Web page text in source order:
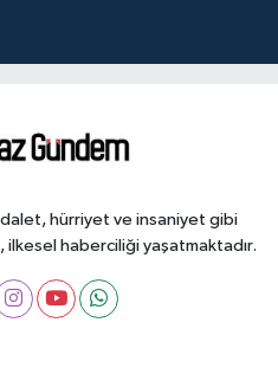
hürriyet ve insaniyet gibi
haberciliği yaşatmaktadır.